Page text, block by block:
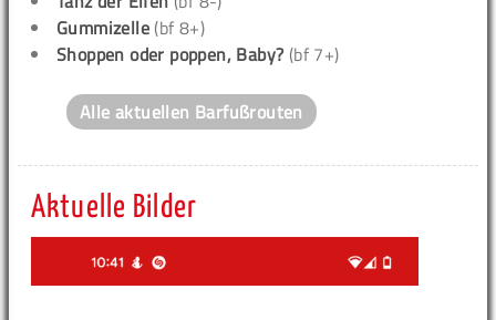
Gummizelle (bf 8+)
Shoppen oder poppen, Baby? (bf 7+)
Alle aktuellen Barfußrouten
Aktuelle Bilder